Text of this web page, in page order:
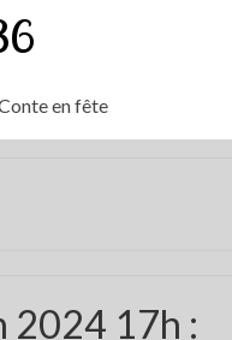
en fête
2024 17h :